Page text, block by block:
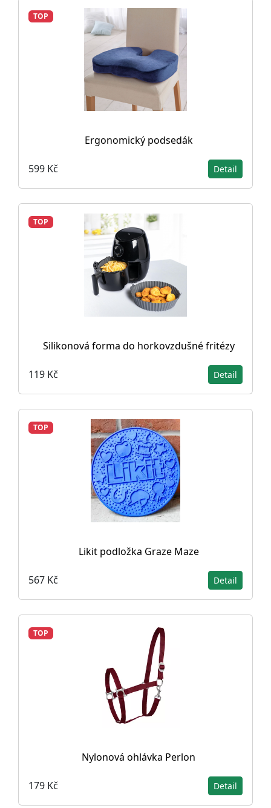
TOP
Ergonomický podsedák
599 Kč Detail
TOP
Silikonová forma do horkovzdušné fritézy
119 Kč Detail
TOP
Likit podložka Graze Maze
567 Kč Detail
TOP
Nylonová ohlávka Perlon
179 Kč Detail